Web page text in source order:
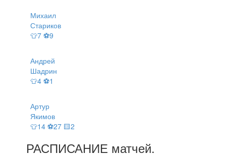
Михаил
Стариков
👕7 ⚽9
Андрей
Шадрин
👕4 ⚽1
Артур
Якимов
👕14 ⚽27 🟨2
РАСПИСАНИЕ матчей.